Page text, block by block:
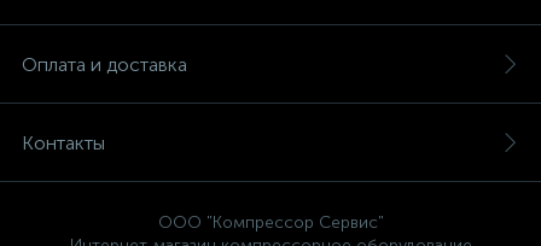
Оплата и доставка
Контакты
ООО "Компрессор Сервис"